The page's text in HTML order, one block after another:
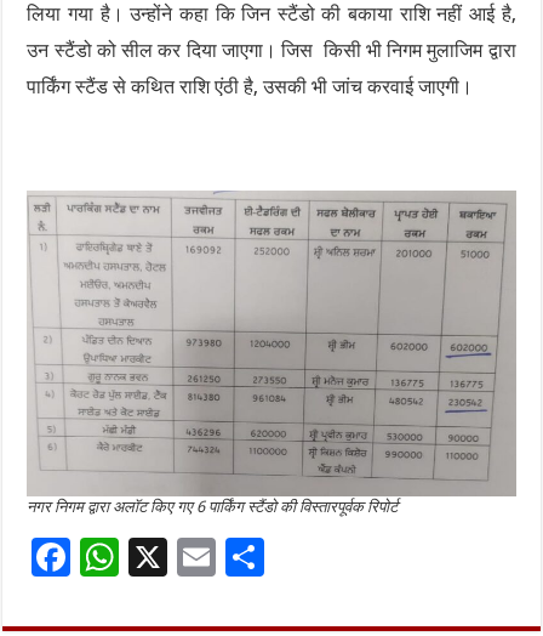
लिया गया है। उन्होंने कहा कि जिन स्टैंडो की बकाया राशि नहीं आई है,
उन स्टैंडो को सील कर दिया जाएगा। जिस किसी भी निगम मुलाजिम द्वारा
पार्किंग स्टैंड से कथित राशि एंठी है, उसकी भी जांच करवाई जाएगी।
नगर निगम द्वारा अलॉट किए गए 6 पार्किंग स्टैंडो की विस्तारपूर्वक रिपोर्ट
F
W X
E